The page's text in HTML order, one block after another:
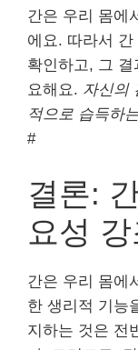
간은 우리 몸에
에요. 따라서
확인하고, 그
요해요. 자신의
적으로 습득하
#
결론:
요성 강
간은 우리 몸에
한 생리적 기능
지하는 것은 전